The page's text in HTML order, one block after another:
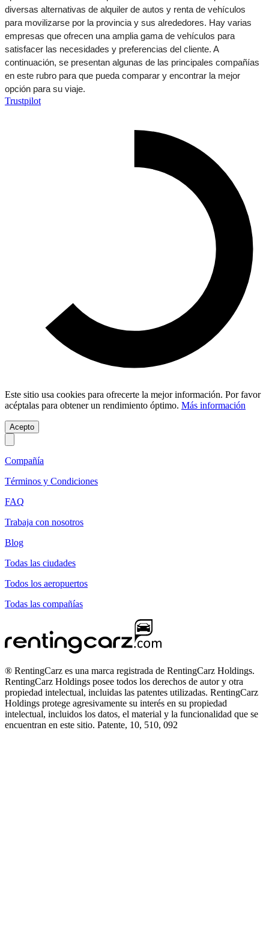
diversas alternativas de alquiler de autos y renta de vehículos
para movilizarse por la provincia y sus alrededores. Hay varias
empresas que ofrecen una amplia gama de vehículos para
satisfacer las necesidades y preferencias del cliente. A
continuación, se presentan algunas de las principales compañías
en este rubro para que pueda comparar y encontrar la mejor
opción para su viaje.
Trustpilot
Este sitio usa cookies para ofrecerte la mejor información. Por favor
acéptalas para obtener un rendimiento óptimo. Más información
Acepto
Compañía
Términos y Condiciones
FAQ
Trabaja con nosotros
Blog
Todas las ciudades
Todos los aeropuertos
Todas las compañías
® RentingCarz es una marca registrada de RentingCarz Holdings.
RentingCarz Holdings posee todos los derechos de autor y otra
propiedad intelectual, incluidas las patentes utilizadas. RentingCarz
Holdings protege agresivamente su interés en su propiedad
intelectual, incluidos los datos, el material y la funcionalidad que se
encuentran en este sitio. Patente, 10, 510, 092